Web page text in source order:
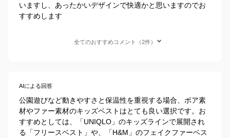
いますし、あったかいデザインで快適かと思いますのでお
すすめします
全てのおすすめコメント（2件）
AIによる回答
公園遊びなど動きやすさと保温性を重視する場合、ボア素
材やファー素材のキッズベストはとても良い選択です。お
すすめとしては、「UNIQLO」のキッズラインで展開され
る「フリースベスト」や、「H&M」のフェイクファーベス